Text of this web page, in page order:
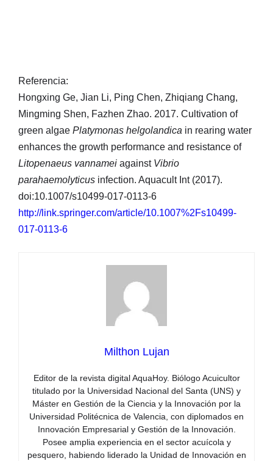
Referencia:
Hongxing Ge, Jian Li, Ping Chen, Zhiqiang Chang,
Mingming Shen, Fazhen Zhao. 2017. Cultivation of
green algae Platymonas helgolandica in rearing water
enhances the growth performance and resistance of
Litopenaeus vannamei against Vibrio
parahaemolyticus infection. Aquacult Int (2017).
doi:10.1007/s10499-017-0113-6
http://link.springer.com/article/10.1007%2Fs10499-
017-0113-6
Milthon Lujan
Editor de la revista digital AquaHoy. Biólogo Acuicultor
titulado por la Universidad Nacional del Santa (UNS) y
Máster en Gestión de la Ciencia y la Innovación por la
Universidad Politécnica de Valencia, con diplomados en
Innovación Empresarial y Gestión de la Innovación.
Posee amplia experiencia en el sector acuícola y
pesquero, habiendo liderado la Unidad de Innovación en